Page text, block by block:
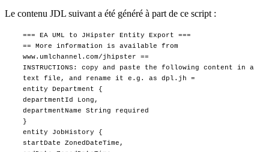
Le contenu JDL suivant a été généré à part de ce script :
=== EA UML to JHipster Entity Export ===
== More information is available from
www.umlchannel.com/jhipster ==
INSTRUCTIONS: copy and paste the following content in a
text file, and rename it e.g. as dpl.jh =
entity Department {
departmentId Long,
departmentName String required
}
entity JobHistory {
startDate ZonedDateTime,